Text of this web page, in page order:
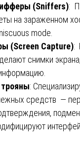
(Sniffers):
на зараженном
mode.
(Screen Capture):
снимки
:
средств —